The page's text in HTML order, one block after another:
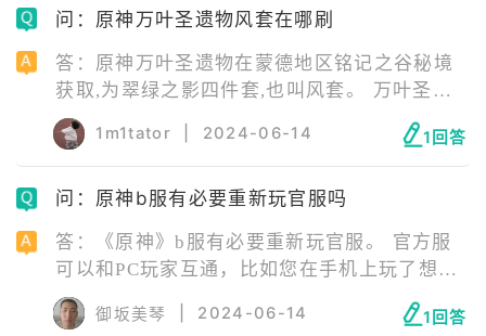
决一些谜题。您需要熟练掌握游戏中的各种技
问：原神万叶圣遗物风套在哪刷
答：原神万叶圣遗物在蒙德地区铭记之谷秘境
获取,为翠绿之影四件套,也叫风套。 万叶圣遗
物推荐 万叶圣遗物有且只有一个选择,就是翠绿
之影四件套,有优秀的减抗效果,是万叶最优秀的
辅助增益选择。 如果前期没有风套,四星圣遗物
教官四件套可以作为过渡。
1m1tator 2024-06-14 1回答
问：原神b服有必要重新玩官服吗
答：《原神》b服有必要重新玩官服。 官方服
可以和PC玩家互通，比如您在手机上玩了想要
转移到这个电脑上，那么就可以直接登录电脑
来进行体验，此外也支持这个iOS，但是B服的
御坂美琴 2024-06-14 1回答